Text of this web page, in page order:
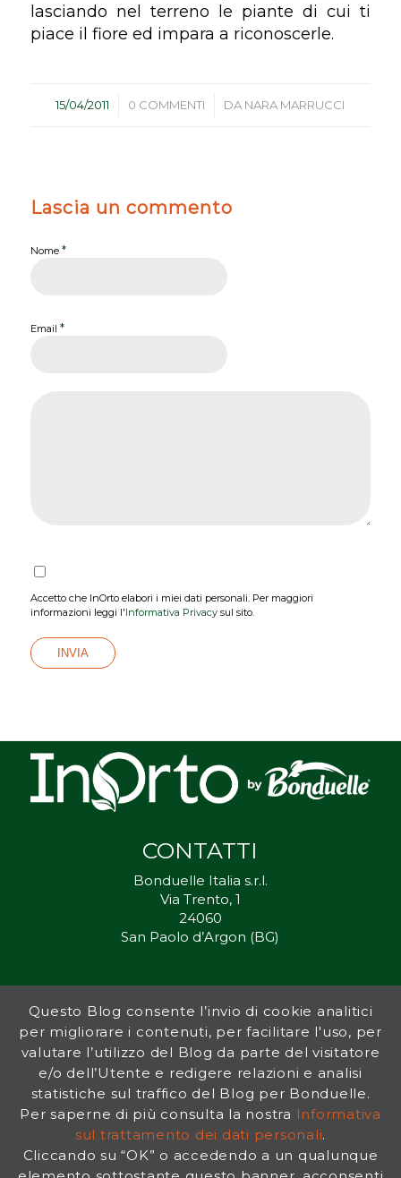
lasciando nel terreno le piante di cui ti
piace il fiore ed impara a riconoscerle.
15/04/2011
/ 0 COMMENTI
/ DA NARA MARRUCCI
Lascia un commento
Nome *
Email *
Accetto che InOrto elabori i miei dati personali. Per maggiori
informazioni leggi l'Informativa Privacysul sito.
CONTATTI
Bonduelle Italia s.r.l.
Via Trento, 1
24060
San Paolo d’Argon (BG)
Inorto.org è dal 2011 il punto di riferimento per gli ortisti italiani, e
fornisce preziosi consigli sia ai più esperti che a nuovi interessati.
L’obiettivo di Bonduelle è ispirare la transizione verso una dieta a
base vegetale per contribuire al benessere delle persone e del
pianeta. In questo contesto si inserisce InOrto, simbolo dell’amore
per la terra e del rispetto dell’ambiente.
INFORMATIVA PRIVACY| NOTE LEGALI
Questo Blog consente l’invio di cookie analitici
per migliorare i contenuti, per facilitare l'uso, per
valutare l’utilizzo del Blog da parte del visitatore
e/o dell’Utente e redigere relazioni e analisi
statistiche sul traffico del Blog per Bonduelle.
Per saperne di più consulta la nostra Informativa
sul trattamento dei dati personali.
Cliccando su “OK” o accedendo a un qualunque